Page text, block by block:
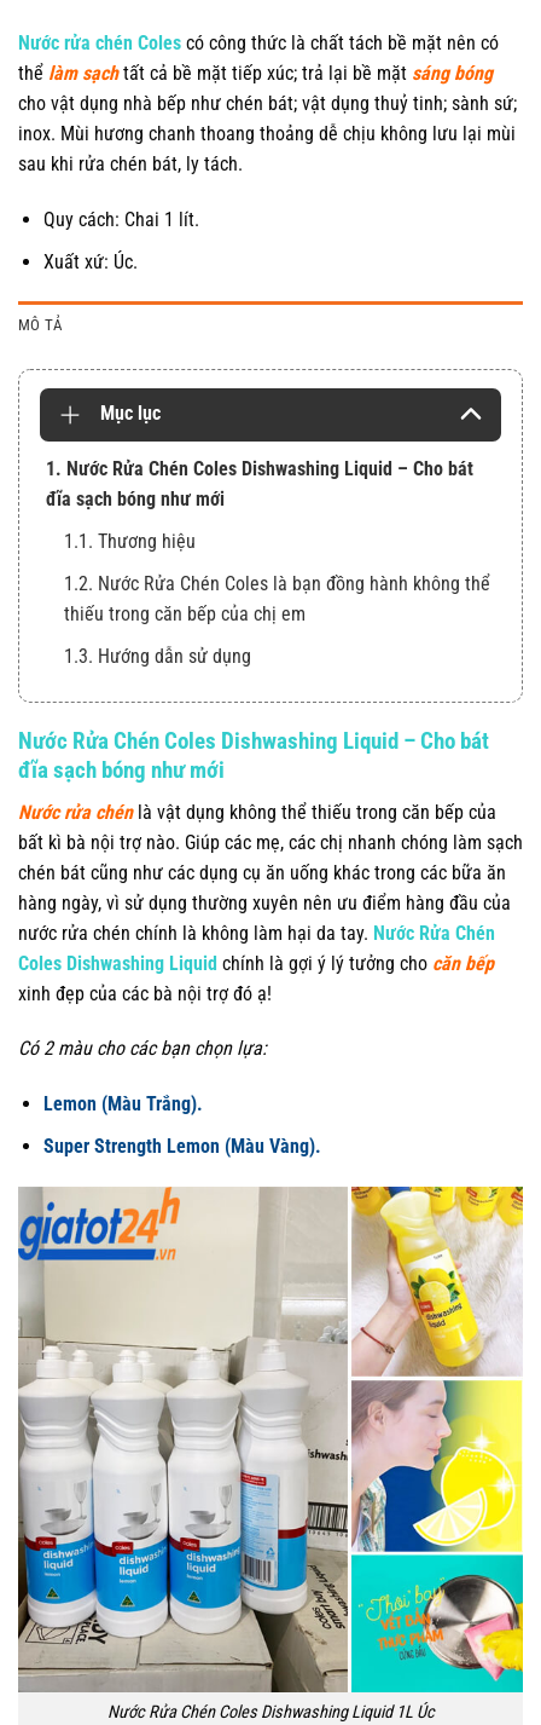
Nước rửa chén Coles có công thức là chất tách bề mặt nên có
thể làm sạchtất cả bề mặt tiếp xúc; trả lại bề mặt sáng bóng
cho vật dụng nhà bếp như chén bát; vật dụng thuỷ tinh; sành sứ;
inox. Mùi hương chanh thoang thoảng dễ chịu không lưu lại mùi
sau khi rửa chén bát, ly tách.
Quy cách: Chai 1 lít.
Xuất xứ: Úc.
MÔ TẢ
Mục lục
1. Nước Rửa Chén Coles Dishwashing Liquid – Cho bát
đĩa sạch bóng như mới
1.1. Thương hiệu
1.2. Nước Rửa Chén Coles là bạn đồng hành không thể
thiếu trong căn bếp của chị em
1.3. Hướng dẫn sử dụng
Nước Rửa Chén Coles Dishwashing Liquid – Cho bát
đĩa sạch bóng như mới
Nước rửa chénlà vật dụng không thể thiếu trong căn bếp của
bất kì bà nội trợ nào. Giúp các mẹ, các chị nhanh chóng làm sạch
chén bát cũng như các dụng cụ ăn uống khác trong các bữa ăn
hàng ngày, vì sử dụng thường xuyên nên ưu điểm hàng đầu của
nước rửa chén chính là không làm hại da tay. Nước Rửa Chén
Coles Dishwashing Liquid chính là gợi ý lý tưởng cho căn bếp
xinh đẹp của các bà nội trợ đó ạ!
Có 2 màu cho các bạn chọn lựa:
Lemon (Màu Trắng).
Super Strength Lemon (Màu Vàng).
Nước Rửa Chén Coles Dishwashing Liquid 1L Úc